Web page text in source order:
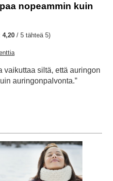
nopeammin kuin
4,20 / 5 tähteä 5)
vaikuttaa siltä, että auringon
auringonpalvonta.”